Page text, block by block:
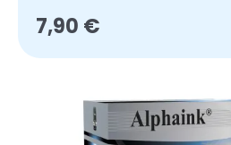
7,90 €